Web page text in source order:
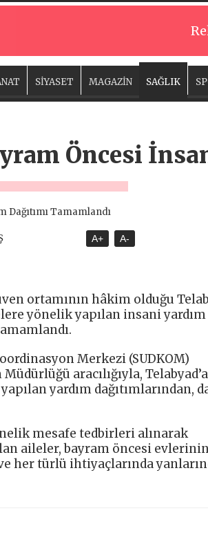
SİYASET MAGAZİN SAĞLIK
Öncesi
A+ A-
ortamının hâkim olduğu
yönelik yapılan insani yardım
Merkezi (SUDKOM)
aracılığıyla,
yardım dağıtımlarından,
mesafe tedbirleri alınarak
aileler, bayram öncesi
her türlü ihtiyaçlarında